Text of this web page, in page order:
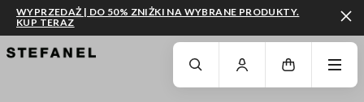
PRZEJDŹ DO GŁÓWNEJ TREŚCI PRZEWIŃ NA DÓŁ STRONY
WYPRZEDAŻ | DO 50% ZNIŻKI NA WYBRANE PRODUKTY.
KUP TERAZ